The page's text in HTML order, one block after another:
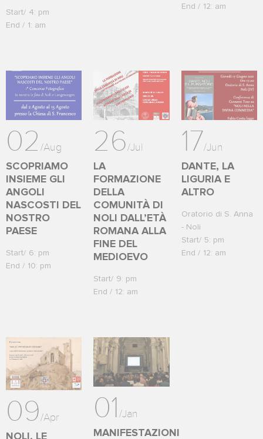
Start
4: pm
End
1: am
End
12: am
02 /Aug
SCOPRIAMO
INSIEME GLI
ANGOLI
NASCOSTI DEL
NOSTRO
PAESE
Start
6: pm
End
10: pm
26/Jul
LA
FORMAZIONE
DELLA
COMUNITÀ DI
NOLI DALL’ETÀ
ROMANA ALLA
FINE DEL
MEDIOEVO
Start
9: pm
End
12: am
17/Jun
DANTE, LA
LIGURIA E
ALTRO
Oratorio di S. Anna
- Noli
Start
5: pm
End
12: am
09/Apr
NOLI, LE
01/Jan
MANIFESTAZIONI